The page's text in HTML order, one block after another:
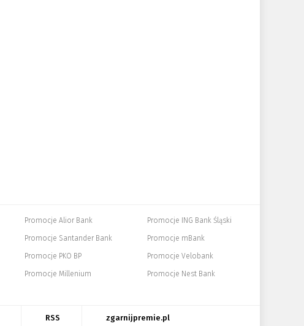
Promocje Alior Bank
Promocje Santander Bank
Promocje PKO BP
Promocje Millenium
Promocje ING Bank Śląski
Promocje mBank
Promocje Velobank
Promocje Nest Bank
RSS zgarnijpremie.pl